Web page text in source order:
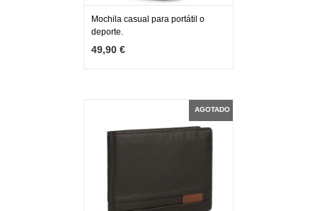
AGOTADO
Mochila casual para portátil o
deporte.
49,90 €
AGOTADO